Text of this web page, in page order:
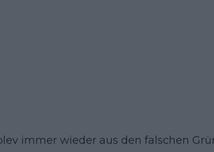
immer wieder aus den falschen